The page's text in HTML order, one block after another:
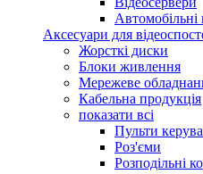
Автомобільні
Аксесуари для
Жорсткі диски
Блоки живлення
Мережеве
Кабельна продукція
показати всі
Пульти
Роз'єми
Розподільні